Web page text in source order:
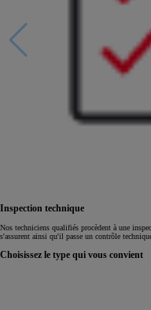
Inspection technique
Nos techniciens qualifiés procèdent à une
s'assurent ainsi qu'il passe un contrôle
Choisissez le type qui vous convient